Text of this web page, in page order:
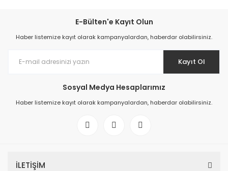
E-Bülten'e Kayıt Olun
Haber listemize kayıt olarak kampanyalardan, haberdar olabilirsiniz.
Kayıt Ol
Sosyal Medya Hesaplarımız
Haber listemize kayıt olarak kampanyalardan, haberdar olabilirsiniz.
İLETİŞİM